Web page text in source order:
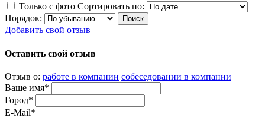
Только с фото Сортировать по:
Порядок:
Добавить свой отзыв
Оставить свой отзыв
Отзыв о: работе в компании собеседовании в компании
Ваше имя*
Город*
E-Mail*